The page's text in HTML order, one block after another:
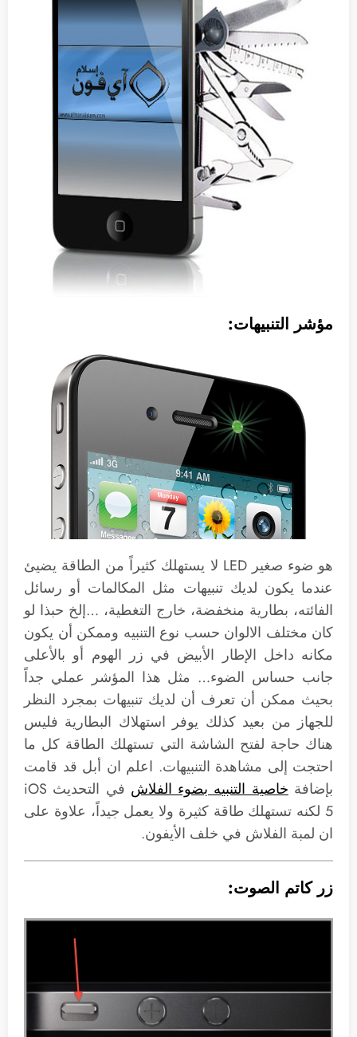
مؤشر التنبيهات:
هو ضوء صغير LED لا يستهلك كثيراً من الطاقة يضيئ
عندما يكون لديك تنبيهات مثل المكالمات أو رسائل
الفائته، بطارية منخفضة، خارج التغطية، …إلخ حبذا لو
كان مختلف الالوان حسب نوع التنبيه وممكن أن يكون
مكانه داخل الإطار الأبيض في زر الهوم أو بالأعلى
جانب حساس الضوء… مثل هذا المؤشر عملي جداً
بحيث ممكن أن تعرف أن لديك تنبيهات بمجرد النظر
للجهاز من بعيد كذلك يوفر استهلاك البطارية فليس
هناك حاجة لفتح الشاشة التي تستهلك الطاقة كل ما
احتجت إلى مشاهدة التنبيهات. اعلم ان أبل قد قامت
بإضافة خاصية التنبيه بضوء الفلاش
في التحديث iOS
5 لكنه تستهلك طاقة كثيرة ولا يعمل جيداً، علاوة على
ان لمبة الفلاش في خلف الأيفون.
زر كاتم الصوت: